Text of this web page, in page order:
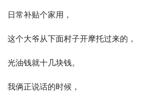
日常补贴个家用，
这个大爷从下面村子开摩托过来的，
光油钱就十几块钱。
我俩正说话的时候，